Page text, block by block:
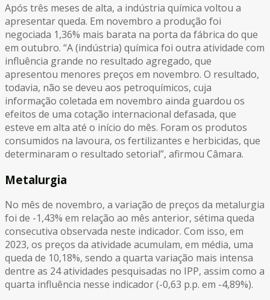
Após três meses de alta, a indústria química voltou a
apresentar queda. Em novembro a produção foi
negociada 1,36% mais barata na porta da fábrica do que
em outubro. “A (indústria) química foi outra atividade com
influência grande no resultado agregado, que
apresentou menores preços em novembro. O resultado,
todavia, não se deveu aos petroquímicos, cuja
informação coletada em novembro ainda guardou os
efeitos de uma cotação internacional defasada, que
esteve em alta até o início do mês. Foram os produtos
consumidos na lavoura, os fertilizantes e herbicidas, que
determinaram o resultado setorial”, afirmou Câmara.
Metalurgia
No mês de novembro, a variação de preços da metalurgia
foi de -1,43% em relação ao mês anterior, sétima queda
consecutiva observada neste indicador. Com isso, em
2023, os preços da atividade acumulam, em média, uma
queda de 10,18%, sendo a quarta variação mais intensa
dentre as 24 atividades pesquisadas no IPP, assim como a
quarta influência nesse indicador (-0,63 p.p. em -4,89%).